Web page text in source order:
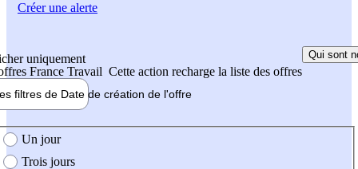
uniquement
France Travail Cette action recharge la liste des offres
Qui sont
filtres de Date de création de l'offre
création de l'offre
Un jour
Trois jours
Créer une alerte